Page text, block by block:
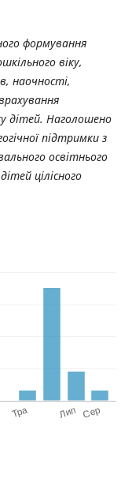
формування
віку,
наочності,
дітей. Наголошено
підтримки з
освітнього
цілісного